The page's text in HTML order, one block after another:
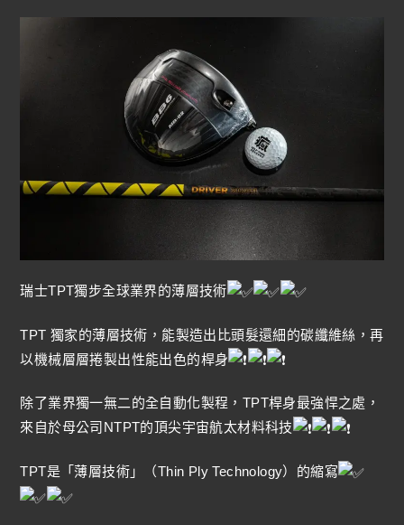
瑞士TPT獨步全球業界的薄層技術
TPT 獨家的薄層技術，能製造出比頭髮還細的碳纖維絲，再
以機械層層捲製出性能出色的桿身
除了業界獨一無二的全自動化製程，TPT桿身最強悍之處，
來自於母公司NTPT的頂尖宇宙航太材料科技
TPT是「薄層技術」（Thin Ply Technology）的縮寫